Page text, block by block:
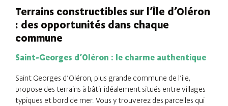
Terrains constructibles sur l’Île d’Oléron
: des opportunités dans chaque
commune
Saint-Georges d’Oléron : le charme authentique
Saint Georges d’Oléron, plus grande commune de l’île,
propose des terrains à bâtir idéalement situés entre villages
typiques et bord de mer. Vous y trouverez des parcelles qui